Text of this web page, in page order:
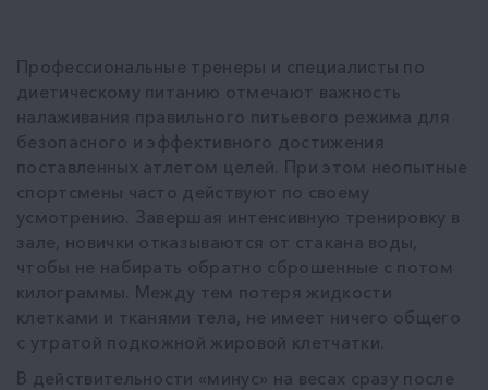
Профессиональные тренеры и специалисты по
диетическому питанию отмечают важность
налаживания правильного питьевого режима для
безопасного и эффективного достижения
поставленных атлетом целей. При этом неопытные
спортсмены часто действуют по своему
усмотрению. Завершая интенсивную тренировку в
зале, новички отказываются от стакана воды,
чтобы не набирать обратно сброшенные с потом
килограммы. Между тем потеря жидкости
клетками и тканями тела, не имеет ничего общего
с утратой подкожной жировой клетчатки.
В действительности «минус» на весах сразу после